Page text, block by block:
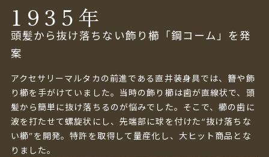
1935年
頭髪から抜け落ちない飾り櫛「鋼コーム」を発
案
アクセサリーマルタカの前進である直井装身具では、簪や飾
り櫛を手がけていました。当時の飾り櫛は歯が直線状で、頭
髪から簡単に抜け落ちるのが悩みでした。そこで、櫛の歯に
波を打たせて螺旋状にし、先端部に球を付けた“抜け落ちな
い櫛”を開発。特許を取得して量産化し、大ヒット商品とな
りました。